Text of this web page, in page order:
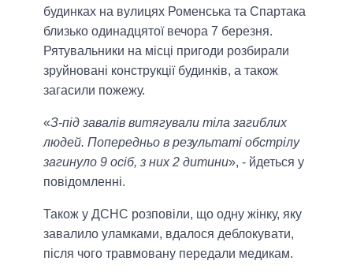
будинках на вулицях Роменська та Спартака
близько одинадцятої вечора 7 березня.
Рятувальники на місці пригоди розбирали
зруйновані конструкції будинків, а також
загасили пожежу.
«З-під завалів витягували тіла загиблих
людей. Попередньо в результаті обстрілу
загинуло 9 осіб, з них 2 дитини», - йдеться у
повідомленні.
Також у ДСНС розповіли, що одну жінку, яку
завалило уламками, вдалося деблокувати,
після чого травмовану передали медикам.